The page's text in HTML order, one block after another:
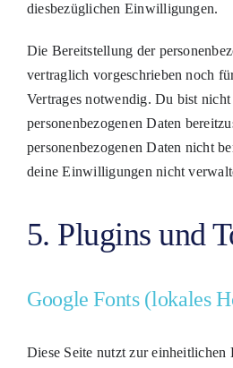
diesbezüglichen Einwilligungen.
Die Bereitstellung der
vertraglich vorgeschrieben noch
Vertrages notwendig. Du bist
personenbezogenen Daten
personenbezogenen Daten nicht
deine Einwilligungen nicht
5. Plugins und
Google Fonts (lokales
Diese Seite nutzt zur einheitlichen